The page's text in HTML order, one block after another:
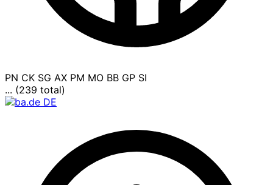
PN CK SG AX PM MO BB GP SI
... (239 total)